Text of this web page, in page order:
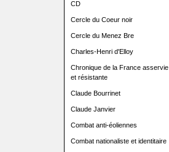
CD
Cercle du Coeur noir
Cercle du Menez Bre
Charles-Henri d'Elloy
Chronique de la France asservie
et résistante
Claude Bourrinet
Claude Janvier
Combat anti-éoliennes
Combat nationaliste et identitaire